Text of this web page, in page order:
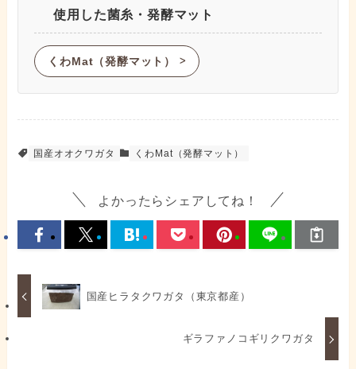
使用した菌糸・発酵マット
くわMat（発酵マット） ᐳ
国産オオクワガタ くわMat（発酵マット）
よかったらシェアしてね！
国産ヒラタクワガタ（東京都産）
ギラファノコギリクワガタ